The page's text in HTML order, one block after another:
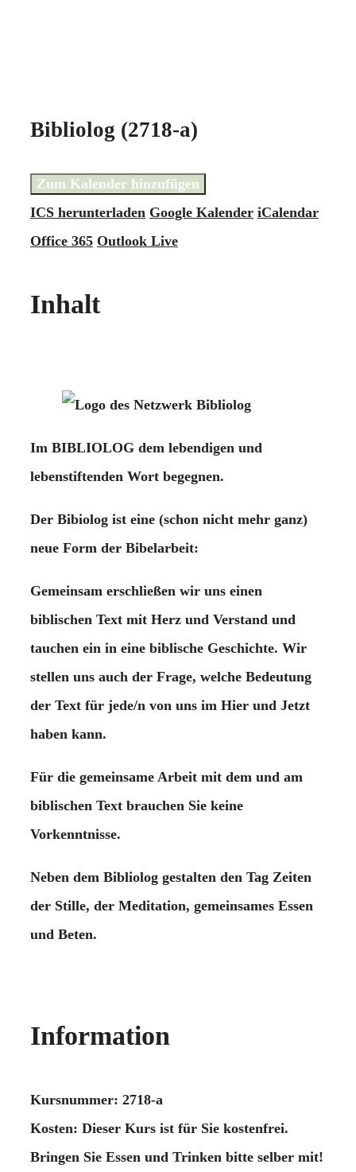
Bibliolog (2718-a)
Zum Kalender hinzufügen
ICS herunterladen Google Kalender iCalendar
Office 365 Outlook Live
Inhalt
Im BIBLIOLOG dem lebendigen und
lebenstiftenden Wort begegnen.
Der Bibiolog ist eine (schon nicht mehr ganz)
neue Form der Bibelarbeit:
Gemeinsam erschließen wir uns einen
biblischen Text mit Herz und Verstand und
tauchen ein in eine biblische Geschichte. Wir
stellen uns auch der Frage, welche Bedeutung
der Text für jede/n von uns im Hier und Jetzt
haben kann.
Für die gemeinsame Arbeit mit dem und am
biblischen Text brauchen Sie keine
Vorkenntnisse.
Neben dem Bibliolog gestalten den Tag Zeiten
der Stille, der Meditation, gemeinsames Essen
und Beten.
Information
Kursnummer: 2718-a
Kosten: Dieser Kurs ist für Sie kostenfrei.
Bringen Sie Essen und Trinken bitte selber mit!